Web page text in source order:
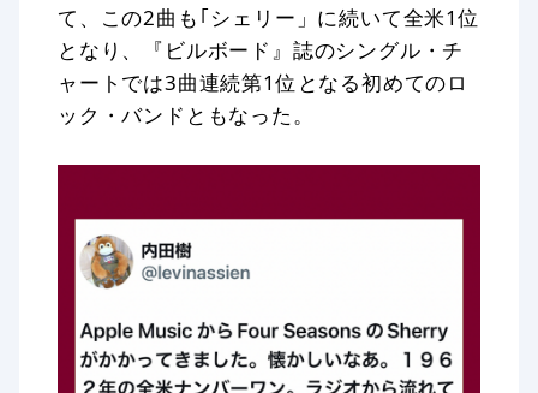
て、この2曲も｢シェリー」に続いて全米1位
となり、『ビルボード』誌のシングル・チ
ャートでは3曲連続第1位となる初めてのロ
ック・バンドともなった。